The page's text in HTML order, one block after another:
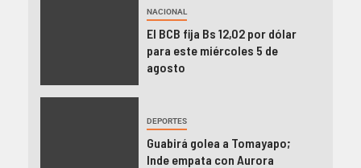
NACIONAL
El BCB fija Bs 12,02 por dólar
para este miércoles 5 de
agosto
DEPORTES
Guabirá golea a Tomayapo;
Inde empata con Aurora